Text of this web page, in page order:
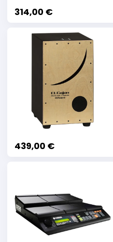
314,00 €
439,00 €